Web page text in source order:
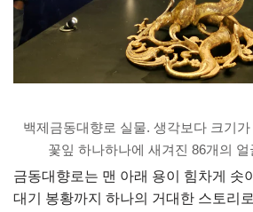
백제금동대향로 실물. 생각보다 크기
꽃잎 하나하나에 새겨진 86개의
금동대향로는 맨 아래 용이 힘차게 솟
대기 봉황까지 하나의 거대한 스토리